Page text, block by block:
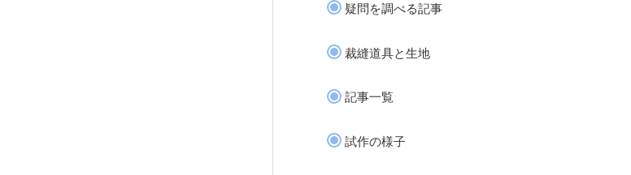
疑問を調べる記事
裁縫道具と生地
記事一覧
試作の様子